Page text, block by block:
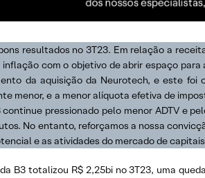
resultados no 3T23. Em relação a
com o objetivo de abrir espaço
da aquisição da Neurotech, e este
menor, e a menor alíquota efetiva de
pressionado pelo menor ADTV e
No entanto, reforçamos a nossa
e as atividades do mercado de
da B3 totalizou R$ 2,25bi no 3T23, uma